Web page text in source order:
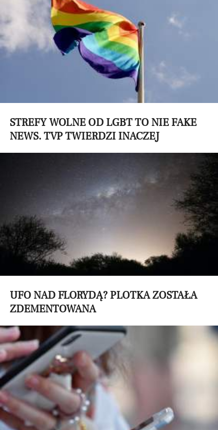
STREFY WOLNE OD LGBT TO NIE FAKE
NEWS. TVP TWIERDZI INACZEJ
UFO NAD FLORYDĄ? PLOTKA ZOSTAŁA
ZDEMENTOWANA